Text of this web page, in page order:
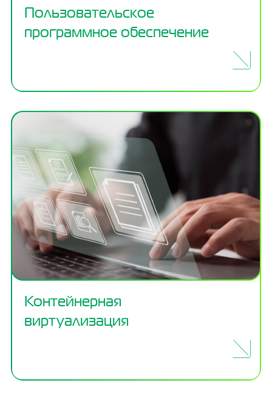
Пользовательское
программное обеспечение
Контейнерная
виртуализация